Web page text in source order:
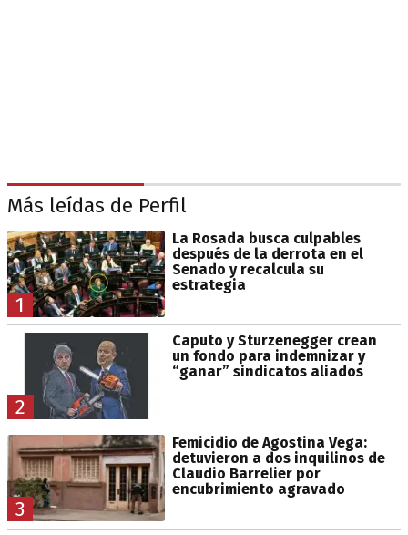
Más leídas de Perfil
1
La Rosada busca culpables
después de la derrota en el
Senado y recalcula su
estrategia
2
Caputo y Sturzenegger crean
un fondo para indemnizar y
“ganar” sindicatos aliados
3
Femicidio de Agostina Vega:
detuvieron a dos inquilinos de
Claudio Barrelier por
encubrimiento agravado